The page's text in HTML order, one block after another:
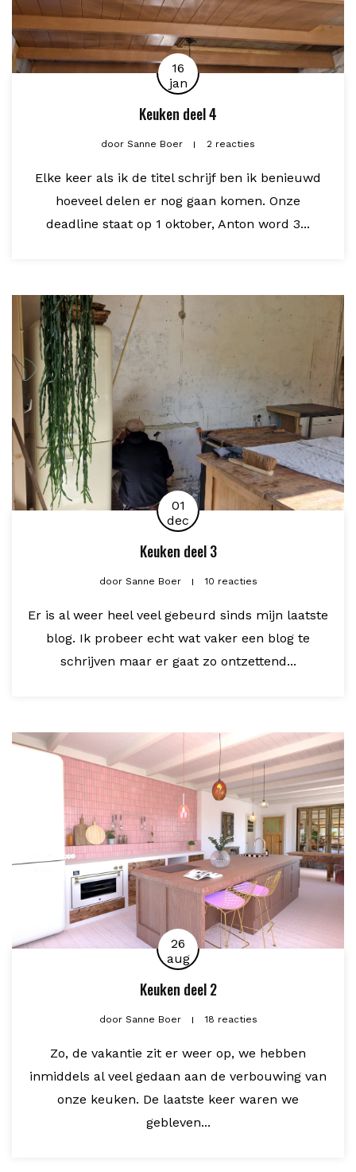
16
jan
Keuken deel 4
door Sanne Boer 2 reacties
Elke keer als ik de titel schrijf ben ik benieuwd
hoeveel delen er nog gaan komen. Onze
deadline staat op 1 oktober, Anton word 3...
01
dec
Keuken deel 3
doorSanne Boer 10 reacties
Er is al weer heel veel gebeurd sinds mijn laatste
blog. Ik probeer echt wat vaker een blog te
schrijven maar er gaat zo ontzettend...
26
aug
Keuken deel 2
doorSanne Boer 18 reacties
Zo, de vakantie zit er weer op, we hebben
inmiddels al veel gedaan aan de verbouwing van
onze keuken. De laatste keer waren we
gebleven...